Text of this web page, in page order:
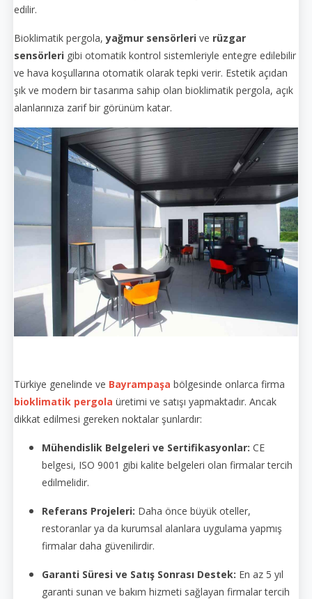
edilir.
Bioklimatik pergola,yağmur sensörleri ve rüzgar
sensörleri gibi otomatik kontrol sistemleriyle entegre edilebilir
ve hava koşullarına otomatik olarak tepki verir. Estetik açıdan
şık ve modern bir tasarıma sahip olan bioklimatik pergola, açık
alanlarınıza zarif bir görünüm katar.
Türkiye genelinde ve Bayrampaşa bölgesinde onlarca firma
bioklimatik pergola üretimi ve satışı yapmaktadır. Ancak
dikkat edilmesi gereken noktalar şunlardır:
Mühendislik Belgeleri ve Sertifikasyonlar: CE
belgesi, ISO 9001 gibi kalite belgeleri olan firmalar tercih
edilmelidir.
Referans Projeleri: Daha önce büyük oteller,
restoranlar ya da kurumsal alanlara uygulama yapmış
firmalar daha güvenilirdir.
Garanti Süresi ve Satış Sonrası Destek: En az 5 yıl
garanti sunan ve bakım hizmeti sağlayan firmalar tercih